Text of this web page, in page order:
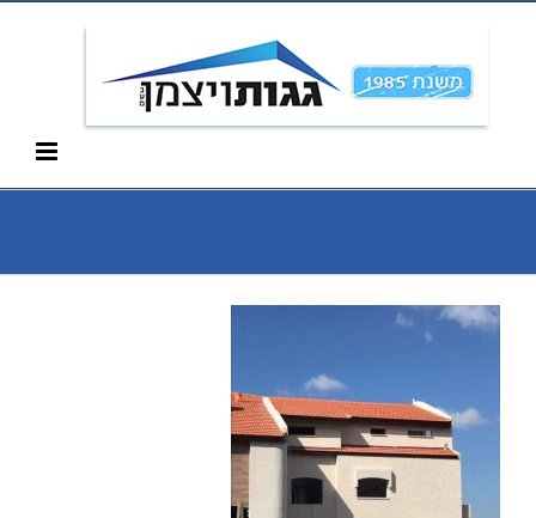
Skip
content